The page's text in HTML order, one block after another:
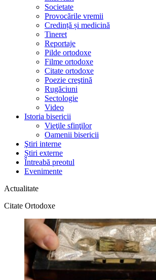
Societate
Provocările vremii
Credință și medicină
Tineret
Reportaje
Pilde ortodoxe
Filme ortodoxe
Citate ortodoxe
Poezie creştină
Rugăciuni
Sectologie
Video
Istoria bisericii
Vieţile sfinţilor
Oamenii bisericii
Ştiri interne
Știri externe
Întreabă preotul
Evenimente
Actualitate
Citate Ortodoxe